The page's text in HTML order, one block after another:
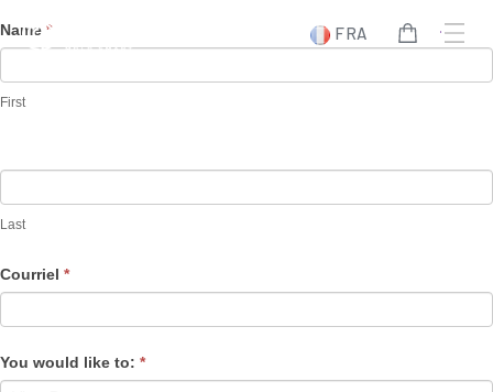
au
FRA
Data
Subject
Inquiry
Name *
First
Last
Courriel *
You would like to: *